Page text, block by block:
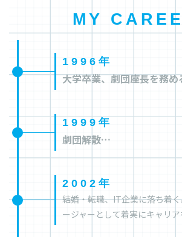
MY
1996年
大学卒業、劇団座長を務め
1999年
劇団解散…
2002年
結婚・転職、IT企業に落ち着
ージャーとして着実にキャリア